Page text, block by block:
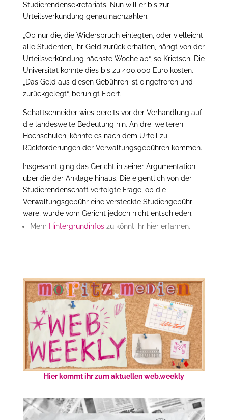
Studierendensekretariats. Nun will er bis zur
Urteilsverkündung genau nachzählen.
„Ob nur die, die Widerspruch einlegten, oder vielleicht
alle Studenten, ihr Geld zurück erhalten, hängt von der
Urteilsverkündung nächste Woche ab“, so Krietsch. Die
Universität könnte dies bis zu 400.000 Euro kosten.
„Das Geld aus diesen Gebühren ist eingefroren und
zurückgelegt“, beruhigt Ebert.
Schattschneider wies bereits vor der Verhandlung auf
die landesweite Bedeutung hin. An drei weiteren
Hochschulen, könnte es nach dem Urteil zu
Rückforderungen der Verwaltungsgebühren kommen.
Insgesamt ging das Gericht in seiner Argumentation
über die der Anklage hinaus. Die eigentlich von der
Studierendenschaft verfolgte Frage, ob die
Verwaltungsgebühr eine versteckte Studiengebühr
wäre, wurde vom Gericht jedoch nicht entschieden.
Mehr Hintergrundinfoszu könnt ihr hier erfahren.
Hier kommt ihr zum aktuellen web.weekly